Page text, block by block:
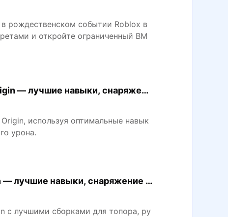
рождественском событии Roblox в
и откройте ограниченный BM
— лучшие навыки, снаряжени
используя оптимальные навык
урона.
— лучшие навыки, снаряжение и
с лучшими сборками для топора, ру